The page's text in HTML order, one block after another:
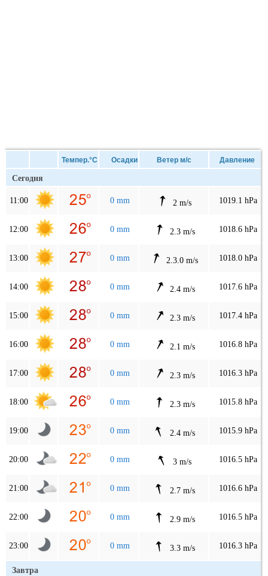
Темпер.°C Осадки Ветер м/с Давление
Сегодня
11:00 0 mm 2 m/s 1019.1 hPa
12:00 0 mm 2.3 m/s 1018.6 hPa
13:00 0 mm 2.3.0 m/s 1018.0 hPa
14:00 0 mm 2.4 m/s 1017.6 hPa
15:00 0 mm 2.3 m/s 1017.4 hPa
16:00 0 mm 2.1 m/s 1016.8 hPa
17:00 0 mm 2.3 m/s 1016.3 hPa
18:00 0 mm 2.3 m/s 1015.8 hPa
19:00 0 mm 2.4 m/s 1015.9 hPa
20:00 0 mm 3 m/s 1016.5 hPa
21:00 0 mm 2.7 m/s 1016.6 hPa
22:00 0 mm 2.9 m/s 1016.5 hPa
23:00 0 mm 3.3 m/s 1016.3 hPa
Завтра